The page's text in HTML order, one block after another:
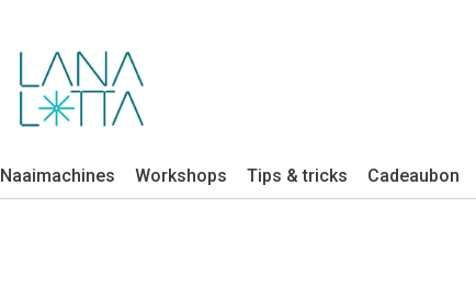
Naaimachines Workshops Tips & tricks Cadeaubon